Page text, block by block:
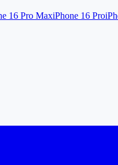
16 Pro MaxiPhone 16 Pro